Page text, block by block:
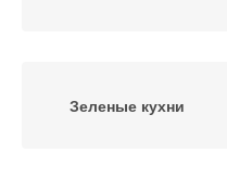
Зеленые кухни